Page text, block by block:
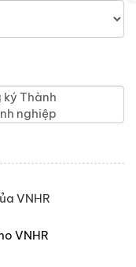
Thành
nghiệp
VNHR
VNHR